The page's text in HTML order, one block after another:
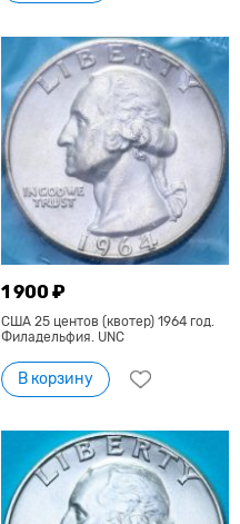
1 900 ₽
США 25 центов (квотер) 1964 год.
Филадельфия. UNC
В корзину